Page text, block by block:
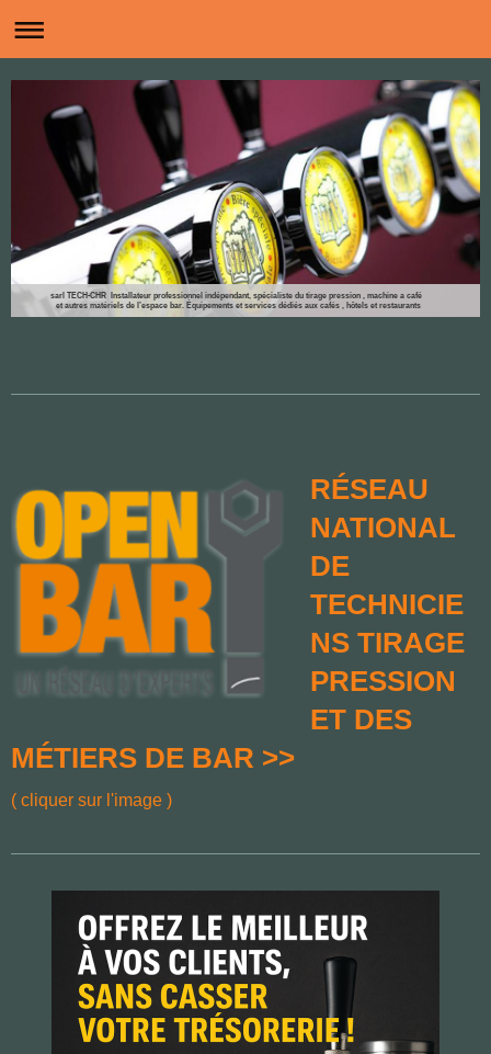
sarl TECH-CHR Installateur professionnel indépendant, spécialiste du tirage pression , machine a café
et autres matériels de l’espace bar. Équipements et services dédiés aux cafés , hôtels et restaurants
RÉSEAU
NATIONAL
DE
TECHNICIE
NS TIRAGE
PRESSION
ET DES
MÉTIERS DE BAR >>
( cliquer sur l'image )